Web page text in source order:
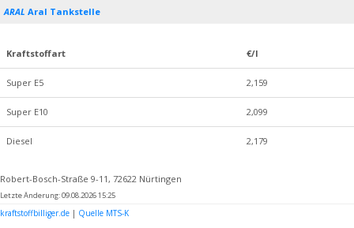
ARAL Aral Tankstelle
Kraftstoffart €/l
Super E5 2,159
Super E10 2,099
Diesel 2,179
Robert-Bosch-Straße 9-11, 72622 Nürtingen
Letzte Änderung: 09.08.2026 15:25
kraftstoffbilliger.de | Quelle MTS-K